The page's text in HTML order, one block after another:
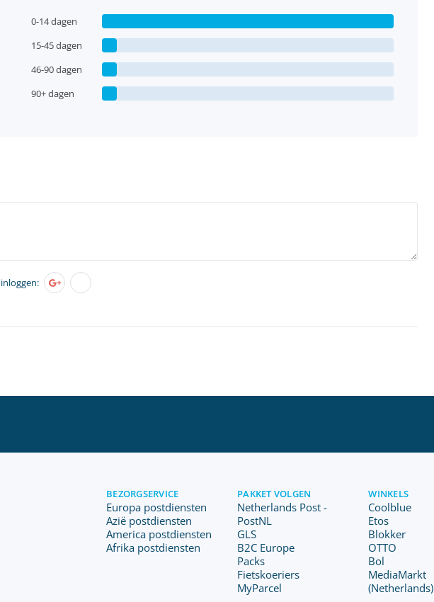
0-14 dagen
15-45 dagen
46-90 dagen
90+ dagen
BEZORGSERVICE
Europa postdiensten
Azië postdiensten
America postdiensten
Afrika postdiensten
PAKKET VOLGEN
Netherlands Post -
PostNL
GLS
B2C Europe
Packs
Fietskoeriers
MyParcel
WINKELS
Coolblue
Etos
Blokker
OTTO
Bol
MediaMarkt
(Netherlands)